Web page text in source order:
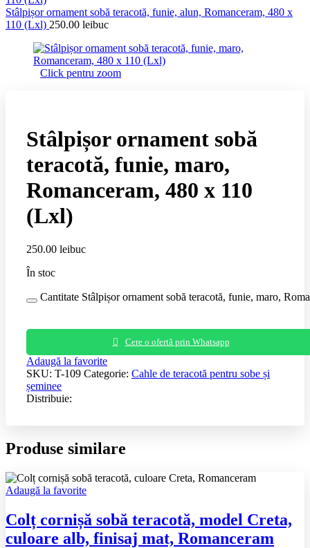
Stâlpișor ornament sobă teracotă, funie, alun, Romanceram, 480 x
110 (Lxl) 250.00 leibuc
Click pentru zoom
Stâlpișor ornament sobă
teracotă, funie, maro,
Romanceram, 480 x 110
(Lxl)
250.00 leibuc
În stoc
Cantitate Stâlpișor ornament sobă teracotă, funie, maro,
Cere o ofertă prin Whatsapp
Adaugă la favorite
SKU: T-109 Categorie: Cahle de teracotă pentru sobe și
șeminee
Distribuie:
Produse similare
Adaugă la favorite
Colț cornișă sobă teracotă, model Creta,
culoare alb, finisaj mat, Romanceram